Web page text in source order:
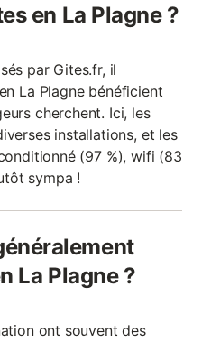
en La Plagne ?
par Gites.fr, il
La Plagne bénéficient
cherchent. Ici, les
installations, et les
(97 %), wifi (83
sympa !
La Plagne ?
ont souvent des